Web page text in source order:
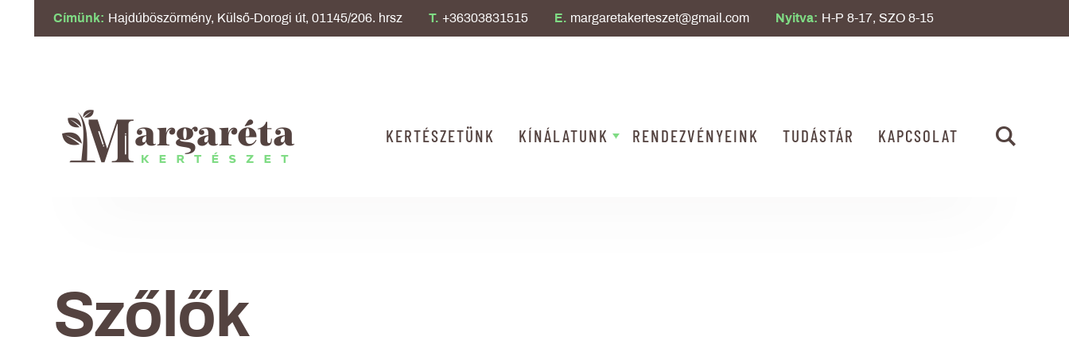
Címünk: Hajdúböszörmény, Külső-Dorogi út, 01145/206. hrsz T. +36303831515 E. margaretakerteszet@gmail.com Nyitva: H-P 8-17, SZO 8-15
KERTÉSZETÜNK KÍNÁLATUNK RENDEZVÉNYEINK TUDÁSTÁR KAPCSOLAT
Szőlők